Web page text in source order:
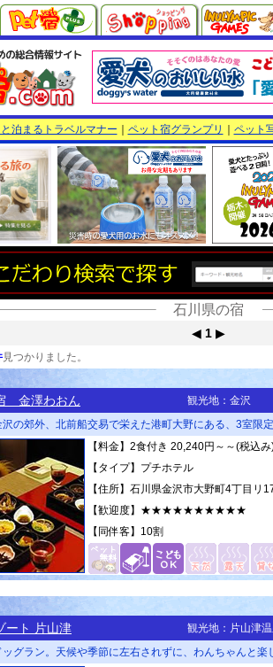
泊まるトラベルマナー ペット宿グランプリ ペット
石川県の宿
◀ 1▶
見つかりました。
金澤わおん
観光地：金沢
沢の郊外、北前船交易で栄えた港町大野にある、3室限
【料金】2食付き 20,240円～～(税込
【タイプ】プチホテル
【住所】石川県金沢市大野町4丁目リ
【歓迎度】 ★★★★★★★★★★
【同伴客】 10割
ート 片山津
観光地：片山津
グラン。天候や季節に左右されずに、わんちゃんと楽